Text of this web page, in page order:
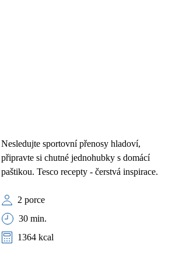
Nesledujte sportovní přenosy hladoví,
připravte si chutné jednohubky s domácí
paštikou. Tesco recepty - čerstvá inspirace.
2 porce
30 min.
1364 kcal